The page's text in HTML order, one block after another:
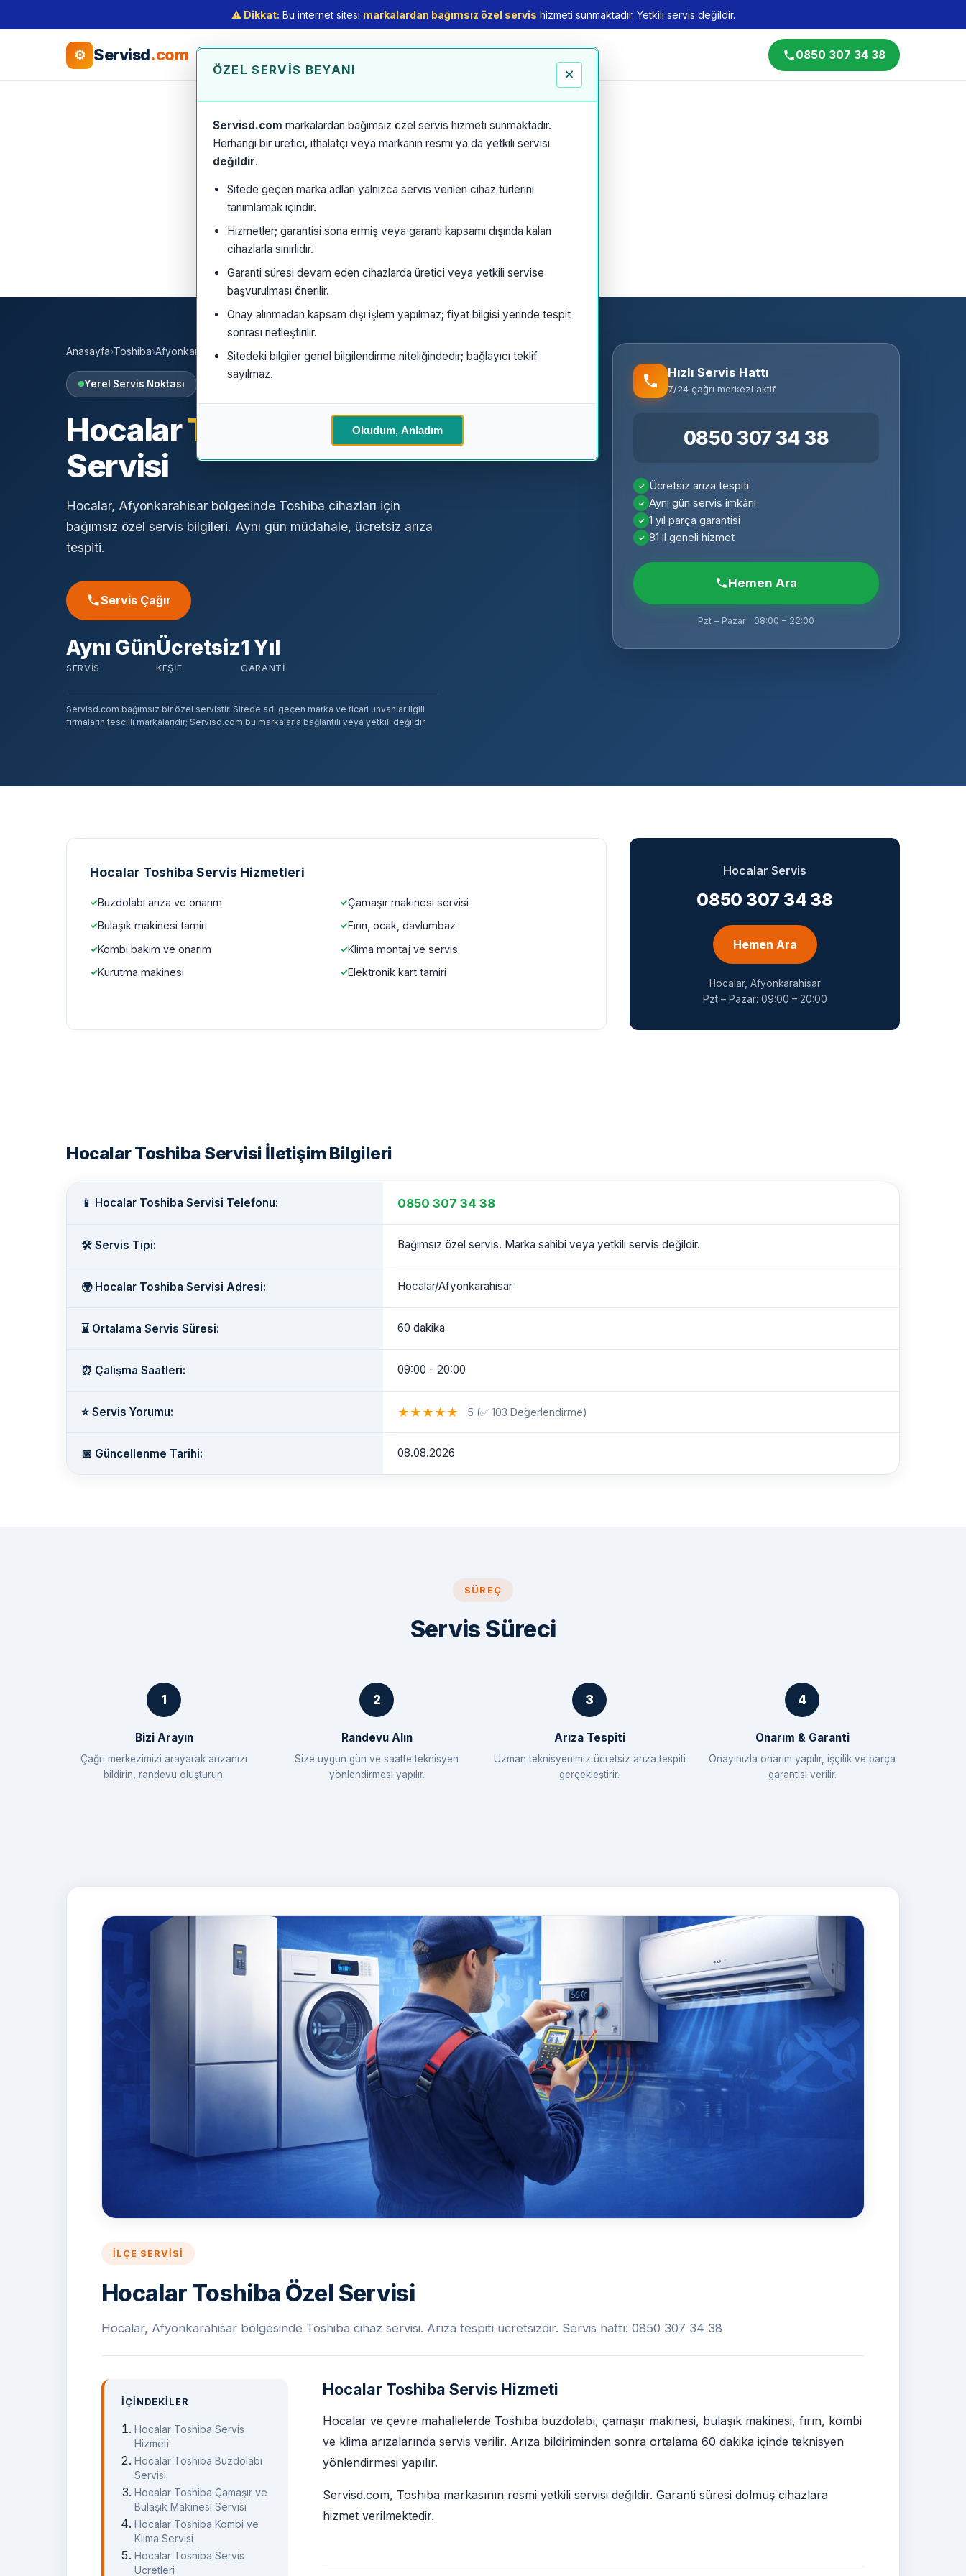
⚠️ Dikkat: Bu internet sitesi markalardan bağımsız özel servis hizmeti sunmaktadır. Yetkili servis değildir.
ÖZEL SERVIS BEYANI ×
Servisd.com markalardan bağımsız özel servis hizmeti sunmaktadır.
Herhangi bir üretici, ithalatçı veya markanın resmi ya da yetkili servisi
değildir.
Sitede geçen marka adları yalnızca servis verilen cihaz türlerini
tanımlamak içindir.
Hizmetler; garantisi sona ermiş veya garanti kapsamı dışında kalan
cihazlarla sınırlıdır.
Garanti süresi devam eden cihazlarda üretici veya yetkili servise
başvurulması önerilir.
Onay alınmadan kapsam dışı işlem yapılmaz; fiyat bilgisi yerinde tespit
sonrası netleştirilir.
Sitedeki bilgiler genel bilgilendirme niteliğindedir; bağlayıcı teklif
sayılmaz.
Okudum, Anladım
⚙ Servisd.com 0850 307 34 38
Anasayfa›Toshiba›Afyonkarahisar ›Hocalar
Yerel Servis Noktası
HocalarToshiba
Özel
Servisi
Hocalar, Afyonkarahisar bölgesinde Toshiba cihazları için
bağımsız özel servis bilgileri. Aynı gün müdahale, ücretsiz arıza
tespiti.
Servis Çağır
Aynı Gün
SERVIS
Ücretsiz
KEŞIF
1 Yıl
GARANTI
Servisd.com bağımsız bir özel servistir. Sitede adı geçen marka ve ticari unvanlar ilgili
firmaların tescilli markalarıdır; Servisd.com bu markalarla bağlantılı veya yetkili değildir.
Hızlı Servis Hattı
7/24 çağrı merkezi aktif
0850 307 34 38
Ücretsiz arıza tespiti
Aynı gün servis imkânı
1 yıl parça garantisi
81 il geneli hizmet
Hemen Ara
Pzt – Pazar · 08:00 – 22:00
Hocalar Toshiba Servis Hizmetleri
Buzdolabı arıza ve onarım
Çamaşır makinesi servisi
Bulaşık makinesi tamiri
Fırın, ocak, davlumbaz
Kombi bakım ve onarım
Klima montaj ve servis
Kurutma makinesi
Elektronik kart tamiri
Hocalar Servis
0850 307 34 38
Hemen Ara
Hocalar, Afyonkarahisar
Pzt – Pazar: 09:00 – 20:00
Hocalar Toshiba Servisi İletişim Bilgileri
📱 Hocalar Toshiba Servisi Telefonu: 0850 307 34 38
🛠️ Servis Tipi: Bağımsız özel servis. Marka sahibi veya yetkili servis değildir.
🌍 Hocalar Toshiba Servisi Adresi: Hocalar/Afyonkarahisar
⌛ Ortalama Servis Süresi: 60 dakika
⏰ Çalışma Saatleri: 09:00 - 20:00
⭐ Servis Yorumu: ★ ★ ★ ★ ★ 5 (✅ 103 Değerlendirme)
📅 Güncellenme Tarihi: 08.08.2026
SÜREÇ
Servis Süreci
Bizi Arayın
Çağrı merkezimizi arayarak arızanızı
bildirin, randevu oluşturun.
Randevu Alın
Size uygun gün ve saatte teknisyen
yönlendirmesi yapılır.
Arıza Tespiti
Uzman teknisyenimiz ücretsiz arıza tespiti
gerçekleştirir.
Onarım & Garanti
Onayınızla onarım yapılır, işçilik ve parça
garantisi verilir.
İLÇE SERVISI
Hocalar Toshiba Özel Servisi
Hocalar, Afyonkarahisar bölgesinde Toshiba cihaz servisi. Arıza tespiti ücretsizdir. Servis hattı: 0850 307 34 38
İÇINDEKILER
Hocalar Toshiba Servis
Hizmeti
Hocalar Toshiba Buzdolabı
Servisi
Hocalar Toshiba Çamaşır ve
Bulaşık Makinesi Servisi
Hocalar Toshiba Kombi ve
Klima Servisi
Hocalar Toshiba Servis
Ücretleri
Hocalar Toshiba Servis Hizmeti
Hocalar ve çevre mahallelerde Toshiba buzdolabı, çamaşır makinesi, bulaşık makinesi, fırın, kombi
ve klima arızalarında servis verilir. Arıza bildiriminden sonra ortalama 60 dakika içinde teknisyen
yönlendirmesi yapılır.
Servisd.com, Toshiba markasının resmi yetkili servisi değildir. Garanti süresi dolmuş cihazlara
hizmet verilmektedir.